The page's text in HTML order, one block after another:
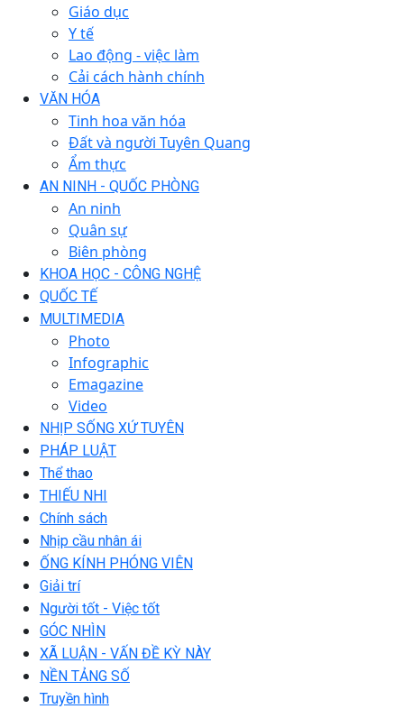
Giáo dục
Y tế
Lao động - việc làm
Cải cách hành chính
VĂN HÓA
Tinh hoa văn hóa
Đất và người Tuyên Quang
Ẩm thực
AN NINH - QUỐC PHÒNG
An ninh
Quân sự
Biên phòng
KHOA HỌC - CÔNG NGHỆ
QUỐC TẾ
MULTIMEDIA
Photo
Infographic
Emagazine
Video
NHỊP SỐNG XỨ TUYÊN
PHÁP LUẬT
Thể thao
THIẾU NHI
Chính sách
Nhịp cầu nhân ái
ỐNG KÍNH PHÓNG VIÊN
Giải trí
Người tốt - Việc tốt
GÓC NHÌN
XÃ LUẬN - VẤN ĐỀ KỲ NÀY
NỀN TẢNG SỐ
Truyền hình